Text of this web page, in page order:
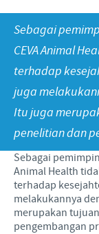
Nilai-nilai
Penelitian
Produksi
Hubungi
Sapi
Informasi
Disease
Berita
PERAN &
Fokus pada
Kerja sama
Kontribusi
Program
KARIR
Pekerjaan
Lowongan
Proses
Sebagai
CEVA Animal
terhadap
juga
Itu juga
penelitian dan
Sebagai
Animal Health
terhadap
melakukannya
merupakan
pengembangan